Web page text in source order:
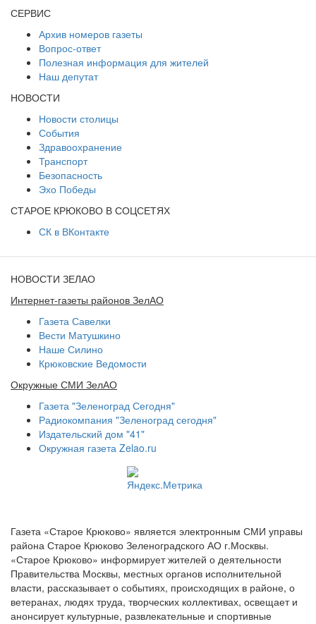
СЕРВИС
Архив номеров газеты
Вопрос-ответ
Полезная информация для жителей
Наш депутат
НОВОСТИ
Новости столицы
События
Здравоохранение
Транспорт
Безопасность
Эхо Победы
СТАРОЕ КРЮКОВО В СОЦСЕТЯХ
СК в ВКонтакте
НОВОСТИ ЗЕЛАО
Интернет-газеты районов ЗелАО
Газета Савелки
Вести Матушкино
Наше Силино
Крюковские Ведомости
Окружные СМИ ЗелАО
Газета "Зеленоград Сегодня"
Радиокомпания "Зеленоград сегодня"
Издательский дом "41"
Окружная газета Zelao.ru
Газета «Старое Крюково» является электронным СМИ управы
района Старое Крюково Зеленоградского АО г.Москвы.
«Старое Крюково» информирует жителей о деятельности
Правительства Москвы, местных органов исполнительной
власти, рассказывает о событиях, происходящих в районе, о
ветеранах, людях труда, творческих коллективах, освещает и
анонсирует культурные, развлекательные и спортивные